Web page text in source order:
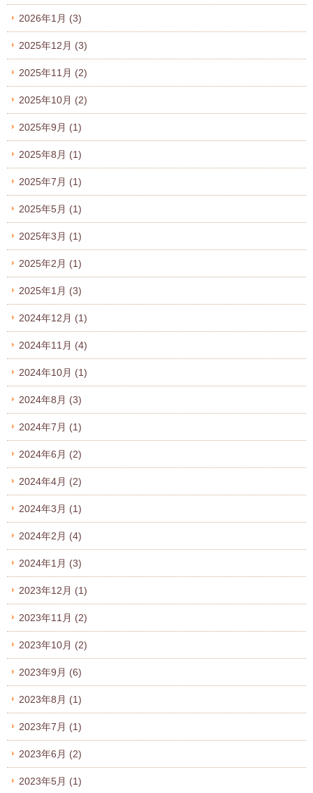
2026年1月 (3)
2025年12月 (3)
2025年11月 (2)
2025年10月 (2)
2025年9月 (1)
2025年8月 (1)
2025年7月 (1)
2025年5月 (1)
2025年3月 (1)
2025年2月 (1)
2025年1月 (3)
2024年12月 (1)
2024年11月 (4)
2024年10月 (1)
2024年8月 (3)
2024年7月 (1)
2024年6月 (2)
2024年4月 (2)
2024年3月 (1)
2024年2月 (4)
2024年1月 (3)
2023年12月 (1)
2023年11月 (2)
2023年10月 (2)
2023年9月 (6)
2023年8月 (1)
2023年7月 (1)
2023年6月 (2)
2023年5月 (1)